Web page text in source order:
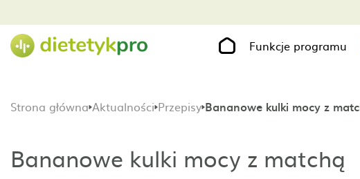
Funkcje programu
Strona główna Aktualności Przepisy Bananowe kulki mocy z
Bananowe kulki mocy z matchą